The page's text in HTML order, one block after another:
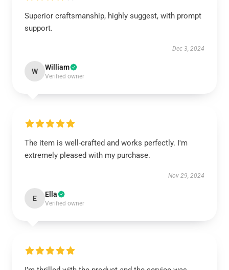
Superior craftsmanship, highly suggest, with prompt
support.
Dec 3, 2024
W William
Verified owner
The item is well-crafted and works perfectly. I'm
extremely pleased with my purchase.
Nov 29, 2024
E Ella
Verified owner